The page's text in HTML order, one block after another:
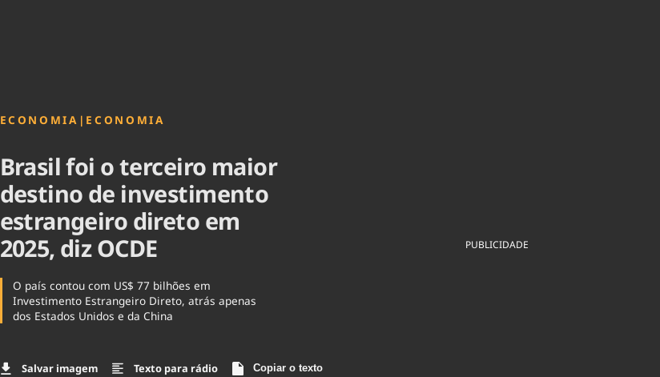
Agronegócios
Brasil
Brasil Mineral
Ciência & Tecnologia
ECONOMIA | ECONOMIA
Brasil foi o terceiro maior
destino de investimento
estrangeiro direto em
2025, diz OCDE
O país contou com US$ 77 bilhões em
Investimento Estrangeiro Direto, atrás apenas
dos Estados Unidos e da China
Salvar imagem Texto para rádio Copiar o texto
PUBLICIDADE